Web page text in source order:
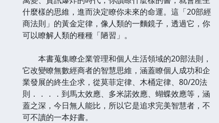
什麼樣的思維，進而決定瞭你未來的命運。這「20部經
商法則」的黃金定律，像人類的一麵鏡子，透過它，你
可以瞭解人類的種種「陋習」。
本書蒐集瞭企業管理和個人生活領域的20部法則，
它改變瞭無數經商者的智慧思維，涵蓋瞭個人成功和企
業發展的終生企求，從莫菲定律、木桶定律、80/20法
則．．．．到馬太效應、多米諾效應、蝴蝶效應等，涵
蓋之深，今日無人能比，所以它是追求完美智慧者，不
可不讀的一本好書。